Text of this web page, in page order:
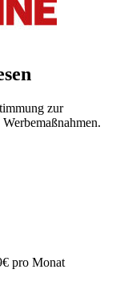
zur
pro Monat